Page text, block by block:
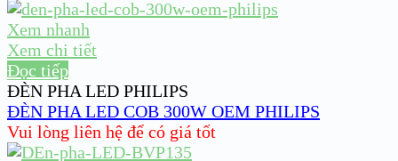
Xem nhanh
Xem chi tiết
Đọc tiếp
ĐÈN PHA LED PHILIPS
ĐÈN PHA LED COB 300W OEM PHILIPS
Vui lòng liên hệ để có giá tốt